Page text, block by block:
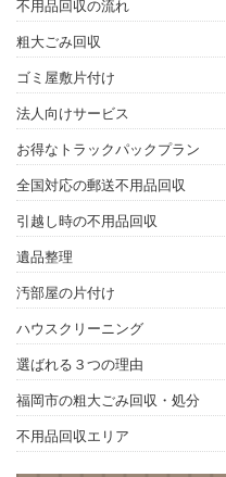
不用品回収の流れ
粗大ごみ回収
ゴミ屋敷片付け
法人向けサービス
お得なトラックパックプラン
全国対応の郵送不用品回収
引越し時の不用品回収
遺品整理
汚部屋の片付け
ハウスクリーニング
選ばれる３つの理由
福岡市の粗大ごみ回収・処分
不用品回収エリア